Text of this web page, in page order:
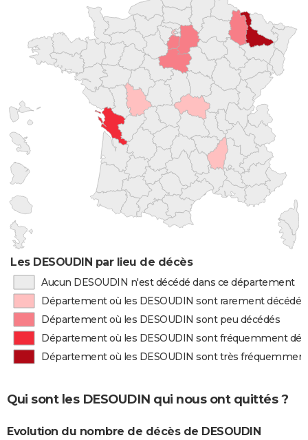
Les DESOUDIN par lieu de décès
Aucun DESOUDIN n'est décédé dans ce département
Département où les DESOUDIN sont rarement décédés
Département où les DESOUDIN sont peu décédés
Département où les DESOUDIN sont fréquemment
Département où les DESOUDIN sont très
Qui sont les DESOUDIN qui nous ont quittés ?
Evolution du nombre de décès de DESOUDIN